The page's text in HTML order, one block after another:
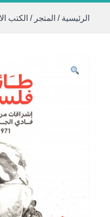
الرئيسية / المتجر / الكتب